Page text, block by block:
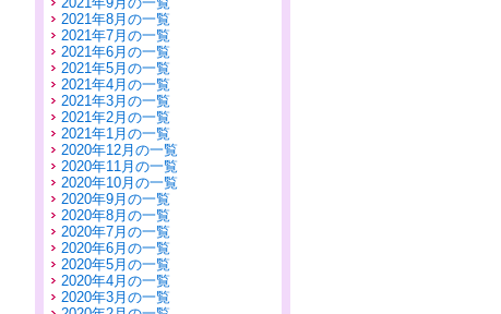
2021年8月の一覧
2021年7月の一覧
2021年6月の一覧
2021年5月の一覧
2021年4月の一覧
2021年3月の一覧
2021年2月の一覧
2021年1月の一覧
2020年12月の一覧
2020年11月の一覧
2020年10月の一覧
2020年9月の一覧
2020年8月の一覧
2020年7月の一覧
2020年6月の一覧
2020年5月の一覧
2020年4月の一覧
2020年3月の一覧